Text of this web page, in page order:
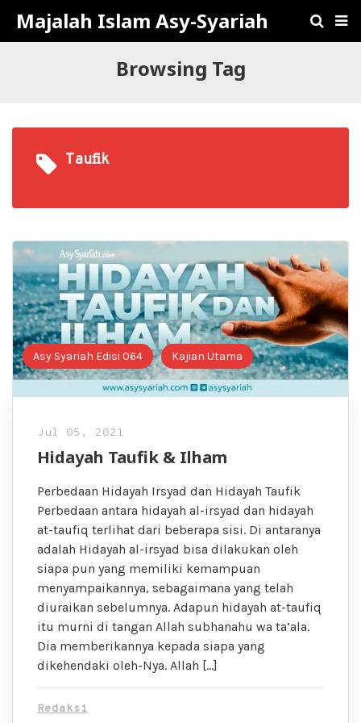
Majalah Islam Asy-Syariah
Browsing Tag
Taufik
Asy Syariah Edisi 064 Kajian Utama
Jul 05, 2021
Hidayah Taufik & Ilham
Perbedaan Hidayah Irsyad dan Hidayah Taufik
Perbedaan antara hidayah al-irsyad dan hidayah
at-taufiq terlihat dari beberapa sisi. Di antaranya
adalah Hidayah al-irsyad bisa dilakukan oleh
siapa pun yang memiliki kemampuan
menyampaikannya, sebagaimana yang telah
diuraikan sebelumnya. Adapun hidayah at-taufiq
itu murni di tangan Allah subhanahu wa ta’ala.
Dia memberikannya kepada siapa yang
dikehendaki oleh-Nya. Allah […]
Redaksi